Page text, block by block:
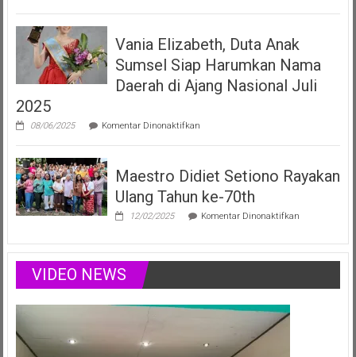
Elizabeth
Duta
Anak
Sumsel
Menginspirasi
Modelling
Positif
Vania Elizabeth, Duta Anak
Sumsel Siap Harumkan Nama
Daerah di Ajang Nasional Juli
2025
08/06/2025 Komentar Dinonaktifkanpada
Elizabeth,
Anak
Sumsel
Siap
Harumkan
Ajang
Juli
Maestro Didiet Setiono Rayakan
Ulang Tahun ke-70th
12/02/2025 Komentar Dinonaktifkanpada
Setiono
Rayakan
Tahun
VIDEO NEWS